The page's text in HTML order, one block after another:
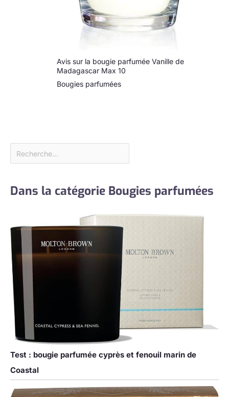
Avis sur la bougie parfumée Vanille de
Madagascar Max 10
Bougies parfumées
Dans la catégorie Bougies parfumées
Test : bougie parfumée cyprès et fenouil marin de
Coastal